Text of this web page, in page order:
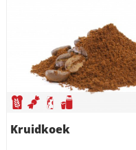
Kruidkoek